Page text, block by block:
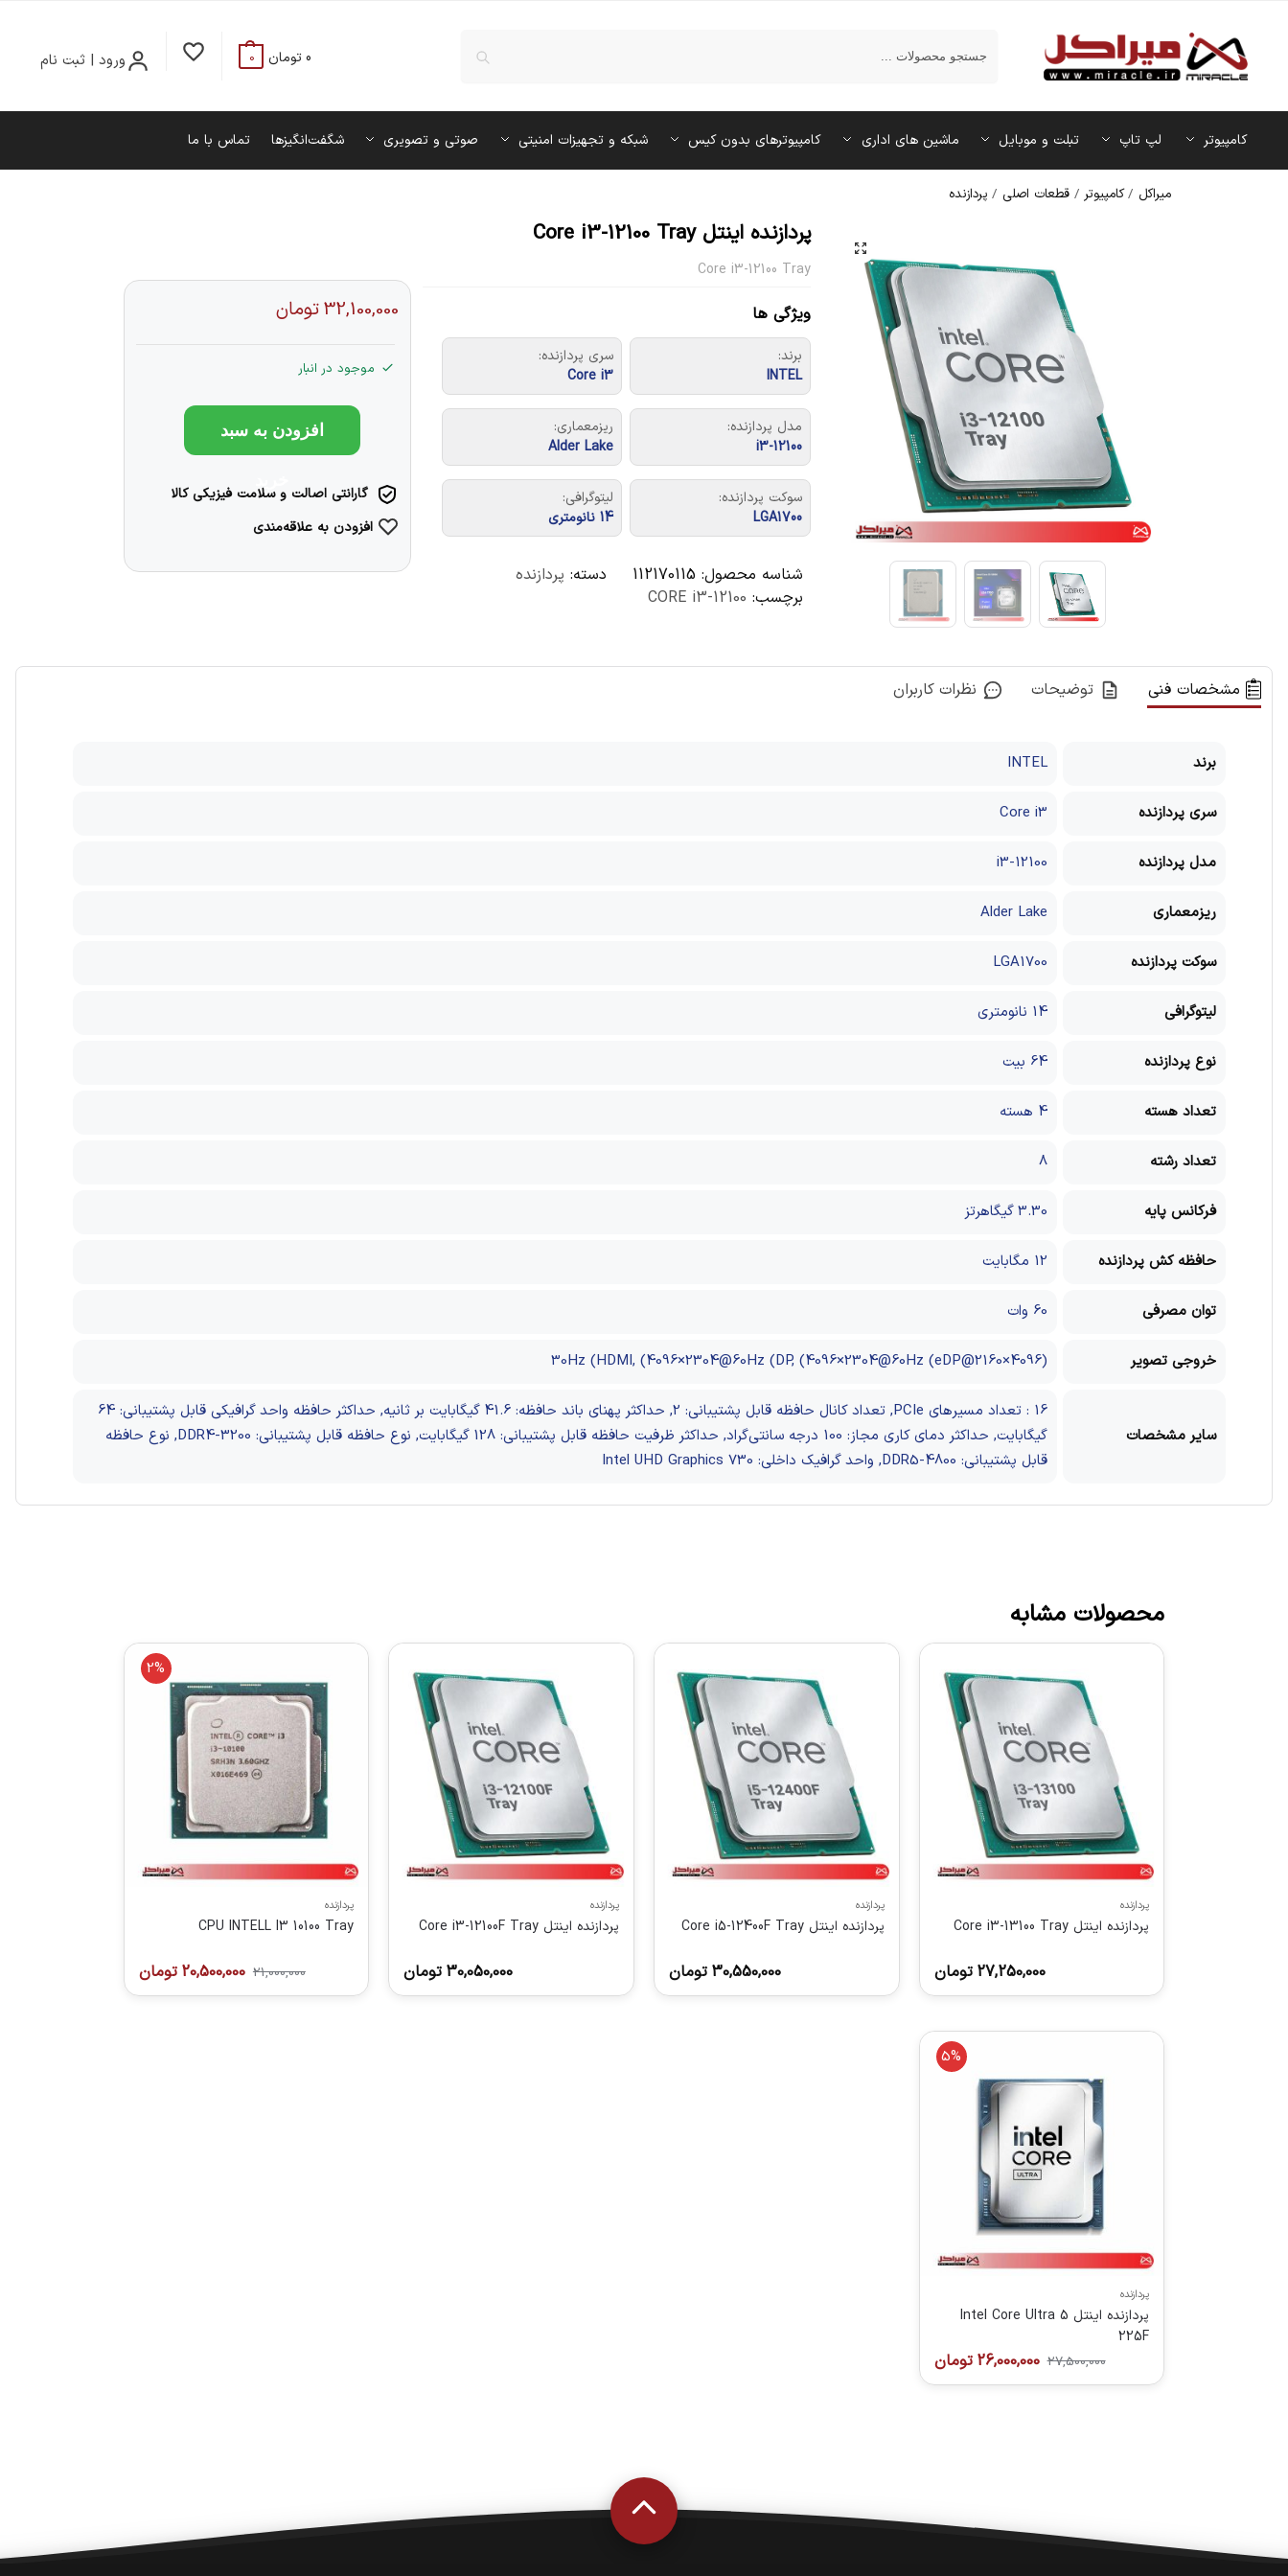
ورود | ثبت نام 0 تومان 0
کامپیوتر لپ تاپ تبلت و موبایل ماشین‌ های اداری کامپیوترهای بدون کیس شبکه و تجهیزات امنیتی صوتی و تصویری شگفت‌انگیزها تماس با ما
میراکل /کامپیوتر /قطعات اصلی /پردازنده
پردازنده اینتل Core i3-12100 Tray
Core i3-12100 Tray
ویژگی ها
برند:
INTEL
سری پردازنده:
Core i3
مدل پردازنده:
i3-12100
ریزمعماری:
Alder Lake
سوکت پردازنده:
LGA1700
لیتوگرافی:
14 نانومتری
شناسه محصول: 112170115 دسته: پردازنده
برچسب: CORE i3-12100
32,100,000تومان
موجود در انبار
افزودن به سبد
گارانتی اصالت و سلامت فیزیکی کالا
افزودن به علاقه‌مندی
مشخصات فنی توضیحات نظرات کاربران
برند INTEL
سری پردازنده Core i3
مدل پردازنده i3-12100
ریزمعماری Alder Lake
سوکت پردازنده LGA1700
لیتوگرافی 14 نانومتری
نوع پردازنده 64 بیت
تعداد هسته 4 هسته
تعداد رشته 8
فرکانس پایه 3.30 گیگاهرتز
حافظه کش پردازنده 12 مگابایت
توان مصرفی 60 وات
خروجی تصویر (4096×2160@30Hz (HDMI, (4096×2304@60Hz (DP, (4096×2304@60Hz (eDP
سایر مشخصات
16 : تعداد مسیرهای PCIe, تعداد کانال حافظه قابل پشتیبانی: 2, حداکثر پهنای باند حافظه: 41.6 گیگابایت بر ثانیه, حداکثر حافظه واحد گرافیکی قابل پشتیبانی: 64
گیگابایت, حداکثر دمای کاری مجاز: 100 درجه سانتی‌گراد, حداکثر ظرفیت حافظه قابل پشتیبانی: 128 گیگابایت, نوع حافظه قابل پشتیبانی: DDR4-3200, نوع حافظه
قابل پشتیبانی: DDR5-4800, واحد گرافیک داخلی: Intel UHD Graphics 730
محصولات مشابه
پردازنده
پردازنده اینتل Core i3-13100 Tray
27,250,000 تومان
پردازنده
پردازنده اینتل Core i5-12400F Tray
30,550,000 تومان
پردازنده
پردازنده اینتل Core i3-12100F Tray
30,050,000 تومان
2%
پردازنده
CPU INTELL I3 10100 Tray
21,000,000
20,500,000 تومان
5%
پردازنده
پردازنده اینتل Intel Core Ultra 5
225F
27,500,000
26,000,000 تومان